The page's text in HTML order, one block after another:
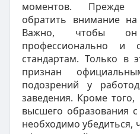
моментов. Прежде
обратить внимание на
Важно, чтобы
профессионально и
стандартам. Только в
признан
подозрений у
заведения. Кроме
высшего образования
необходимо убедиться,